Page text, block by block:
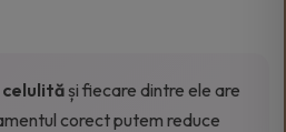
și fiecare dintre ele are
corect putem reduce